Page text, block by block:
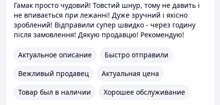
Гамак просто чудовий! Товстий шнур, тому не давить і
не впивається при лежанні! Дуже зручний і якісно
зроблений! Відправили супер швидко - через годину
після замовлення! Дякую продавцю! Рекомендую!
Актуальное описание
Быстро отправили
Вежливый продавец
Актуальная цена
Товар был в наличии
Хорошее обслуживание